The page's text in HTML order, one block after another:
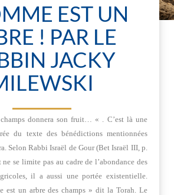
EST UN
! PAR LE
JACKY
champs donnera son fruit… « . C’est là une
du texte des bénédictions mentionnées
Selon Rabbi Israël de Gour (Bet Israël III, p.
ne se limite pas au cadre de l’abondance des
il a aussi une portée existentielle.
est un arbre des champs » dit la Torah. Le